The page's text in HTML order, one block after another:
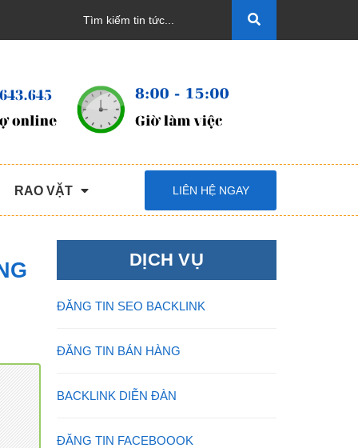
RAO VẶT LIÊN HỆ NGAY
DỊCH VỤ
ĐĂNG TIN SEO BACKLINK
ĐĂNG TIN BÁN HÀNG
BACKLINK DIỄN ĐÀN
ĐĂNG TIN FACEBOOOK